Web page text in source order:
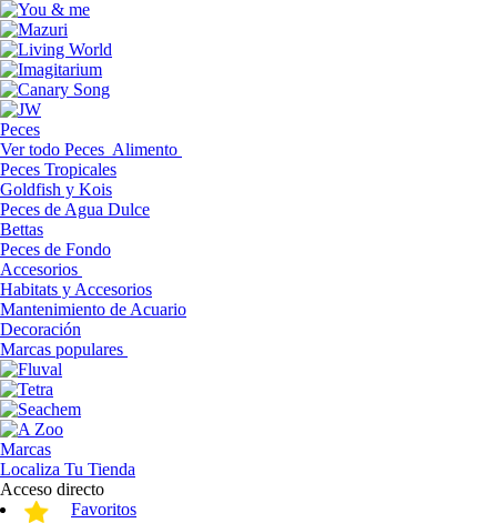
Peces
Ver todo Peces Alimento
Peces Tropicales
Goldfish y Kois
Peces de Agua Dulce
Bettas
Peces de Fondo
Accesorios
Habitats y Accesorios
Mantenimiento de Acuario
Decoración
Marcas populares
Marcas
Localiza Tu Tienda
Acceso directo
Favoritos